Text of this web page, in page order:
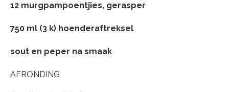
12 murgpampoentjies, gerasper
750 ml (3 k) hoenderaftreksel
sout en peper na smaak
AFRONDING